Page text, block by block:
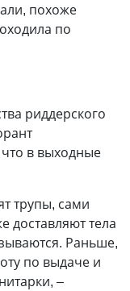
похоже
по
риддерского
в выходные
трупы, сами
доставляют тела
Раньше,
по выдаче и
–